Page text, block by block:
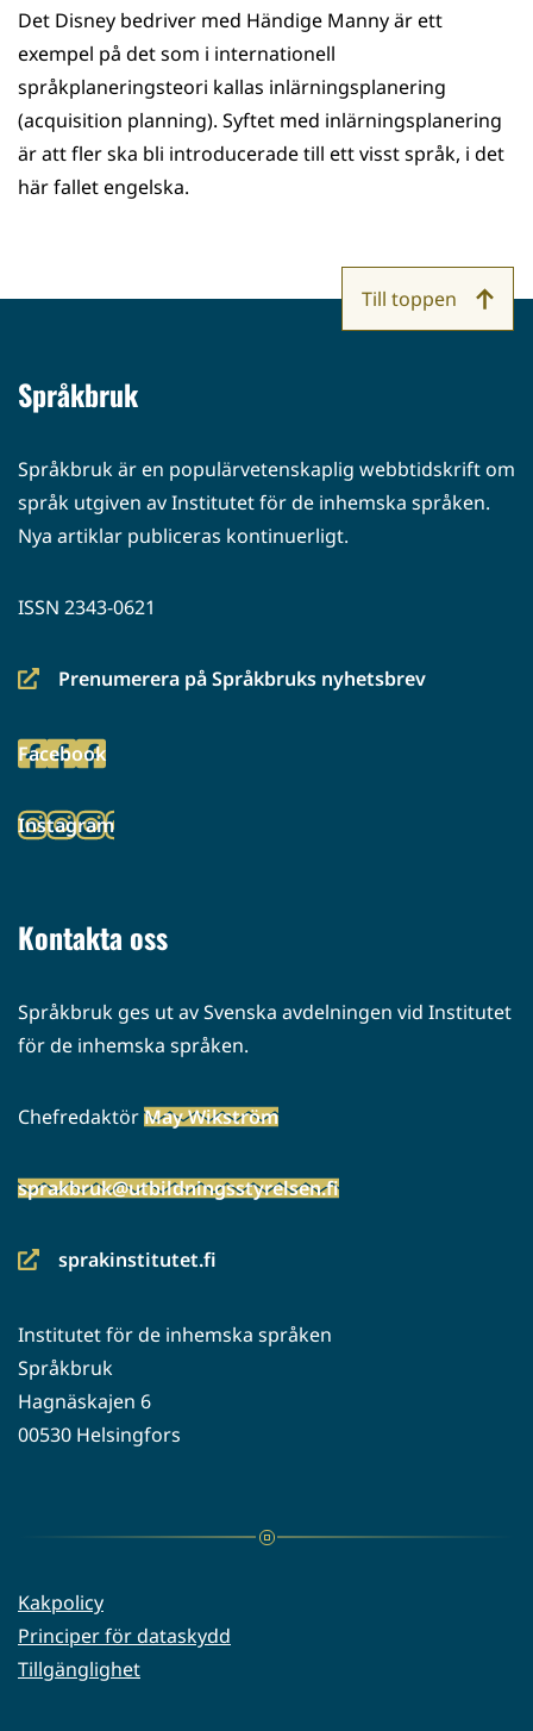
Det Disney bedriver med Händige Manny är ett
exempel på det som i internationell
språkplaneringsteori kallas inlärningsplanering
(acquisition planning). Syftet med inlärningsplanering
är att fler ska bli introducerade till ett visst språk, i det
här fallet engelska.
Språkbruk
Språkbruk är en populärvetenskaplig webbtidskrift om
språk utgiven av Institutet för de inhemska språken.
Nya artiklar publiceras kontinuerligt.
ISSN 2343-0621
Prenumerera på Språkbruks nyhetsbrev
(siirryt
palveluun)
Facebook
(siirryt
palveluun)
Instagram
(siirryt
Kontakta oss
Språkbruk ges ut av Svenska avdelningen vid Institutet
för de inhemska språken.
ChefredaktörMay Wikström
sprakbruk@utbildningsstyrelsen.fi
sprakinstitutet.fi
(siirryt
palveluun)
Institutet för de inhemska språken
Språkbruk
Hagnäskajen 6
00530 Helsingfors
Kakpolicy
Principer för dataskydd
Tillgänglighet
Till toppen